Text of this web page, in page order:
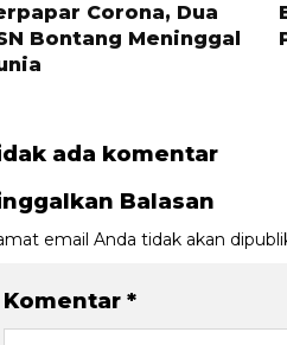
Corona, Dua
Bontang Meninggal
ada komentar
Balasan
email Anda tidak akan
Komentar *